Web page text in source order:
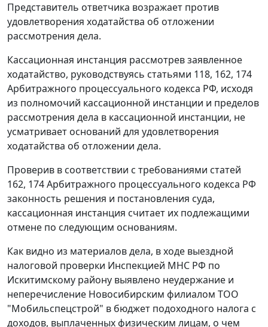
Представитель ответчика возражает против
удовлетворения ходатайства об отложении
рассмотрения дела.
Кассационная инстанция рассмотрев заявленное
ходатайство, руководствуясь статьями 118, 162, 174
Арбитражного процессуального кодекса РФ, исходя
из полномочий кассационной инстанции и пределов
рассмотрения дела в кассационной инстанции, не
усматривает оснований для удовлетворения
ходатайства об отложении дела.
Проверив в соответствии с требованиями статей
162, 174Арбитражного процессуального кодекса РФ
законность решения и постановления суда,
кассационная инстанция считает их подлежащими
отмене по следующим основаниям.
Как видно из материалов дела, в ходе выездной
налоговой проверки Инспекцией МНС РФ по
Искитимскому району выявлено неудержание и
неперечисление Новосибирским филиалом ТОО
"Мобильспецстрой" в бюджет подоходного налога с
доходов, выплаченных физическим лицам, о чем